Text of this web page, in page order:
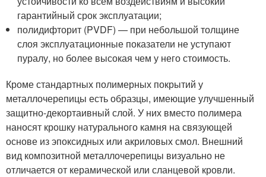
гарантийный срок эксплуатации;
полидифторит (PVDF) — при небольшой толщине
слоя эксплуатационные показатели не уступают
пуралу, но более высокая чем у него стоимость.
Кроме стандартных полимерных покрытий у
металлочерепицы есть образцы, имеющие улучшенный
защитно-декортаивный слой. У них вместо полимера
наносят крошку натурального камня на связующей
основе из эпоксидных или акриловых смол. Внешний
вид композитной металлочерепицы визуально не
отличается от керамической или сланцевой кровли.